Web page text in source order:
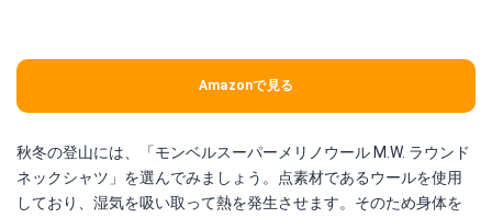
Amazonで見る
秋冬の登山には、「モンベルスーパーメリノウール M.W. ラウンド
ネックシャツ」を選んでみましょう。点素材であるウールを使用
しており、湿気を吸い取って熱を発生させます。そのため身体を